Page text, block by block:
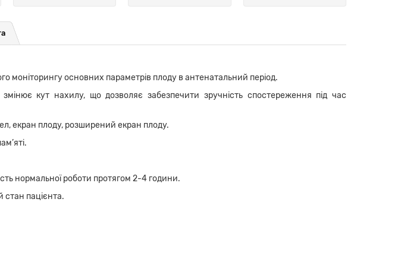
моніторингу основних параметрів плоду в антенатальний період.
кут нахилу, що дозволяє забезпечити зручність спостереження під час
екран плоду, розширений екран плоду.
нормальної роботи протягом 2-4 години.
пацієнта.